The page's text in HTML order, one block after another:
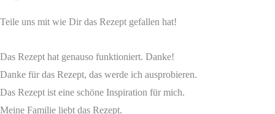
Teile uns mit wie Dir das Rezept gefallen hat!
Das Rezept hat genauso funktioniert. Danke!
Danke für das Rezept, das werde ich ausprobieren.
Das Rezept ist eine schöne Inspiration für mich.
Meine Familie liebt das Rezept.